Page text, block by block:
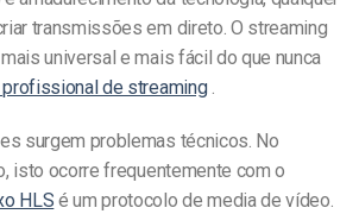
transmissões em direto. O streaming
universal e mais fácil do que nunca
de streaming
surgem problemas técnicos. No
isto ocorre frequentemente com o
HLS é um protocolo de media de vídeo.